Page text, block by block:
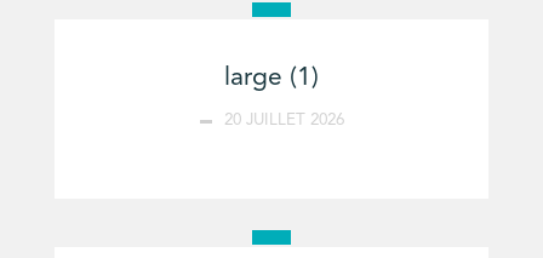
large (1)
20 JUILLET 2026